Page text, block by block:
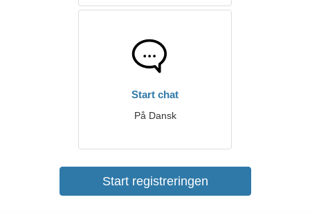
Start chat
På Dansk
Start registreringen